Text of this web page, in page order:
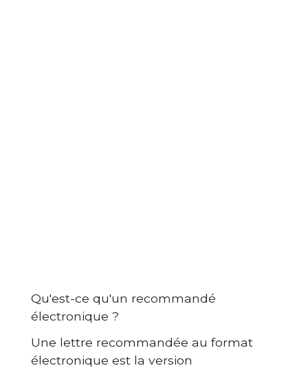
Qu'est-ce qu'un recommandé
électronique ?
Une lettre recommandée au format
électronique est la version